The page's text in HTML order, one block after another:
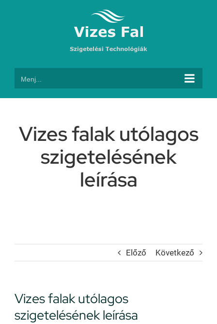
Menj...
Vizes falak utólagos
szigetelésének
leírása
Előző Következő
Vizes falak utólagos
szigetelésének leírása